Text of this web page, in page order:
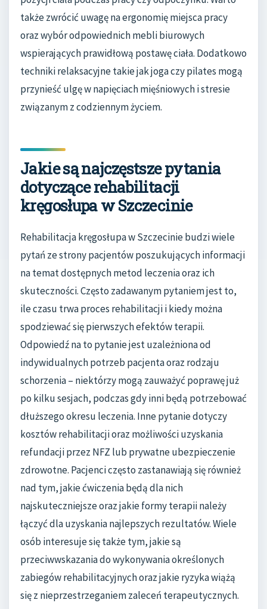
także zwrócić uwagę na ergonomię miejsca pracy
oraz wybór odpowiednich mebli biurowych
wspierających prawidłową postawę ciała. Dodatkowo
techniki relaksacyjne takie jak joga czy pilates mogą
przynieść ulgę w napięciach mięśniowych i stresie
związanym z codziennym życiem.
Jakie są najczęstsze pytania
dotyczące rehabilitacji
kręgosłupa w Szczecinie
Rehabilitacja kręgosłupa w Szczecinie budzi wiele
pytań ze strony pacjentów poszukujących informacji
na temat dostępnych metod leczenia oraz ich
skuteczności. Często zadawanym pytaniem jest to,
ile czasu trwa proces rehabilitacji i kiedy można
spodziewać się pierwszych efektów terapii.
Odpowiedź na to pytanie jest uzależniona od
indywidualnych potrzeb pacjenta oraz rodzaju
schorzenia – niektórzy mogą zauważyć poprawę już
po kilku sesjach, podczas gdy inni będą potrzebować
dłuższego okresu leczenia. Inne pytanie dotyczy
kosztów rehabilitacji oraz możliwości uzyskania
refundacji przez NFZ lub prywatne ubezpieczenie
zdrowotne. Pacjenci często zastanawiają się również
nad tym, jakie ćwiczenia będą dla nich
najskuteczniejsze oraz jakie formy terapii należy
łączyć dla uzyskania najlepszych rezultatów. Wiele
osób interesuje się także tym, jakie są
przeciwwskazania do wykonywania określonych
zabiegów rehabilitacyjnych oraz jakie ryzyka wiążą
się z nieprzestrzeganiem zaleceń terapeutycznych.